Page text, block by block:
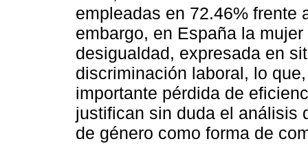
empleadas en 72.46% frente
embargo, en España la
desigualdad, expresada en
discriminación laboral, lo
importante pérdida de
justifican sin duda el análisis
de género como forma de